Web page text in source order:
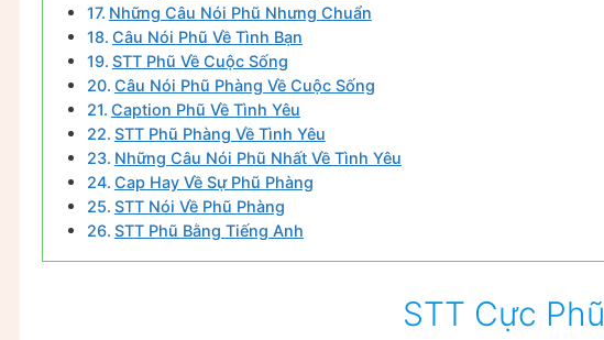
Những Câu Nói Phũ Nhưng Chuẩn
Câu Nói Phũ Về Tình Bạn
STT Phũ Về Cuộc Sống
Câu Nói Phũ Phàng Về Cuộc Sống
Caption Phũ Về Tình Yêu
STT Phũ Phàng Về Tình Yêu
Những Câu Nói Phũ Nhất Về Tình Yêu
Cap Hay Về Sự Phũ Phàng
STT Nói Về Phũ Phàng
STT Phũ Bằng Tiếng Anh
STT Cực Phũ